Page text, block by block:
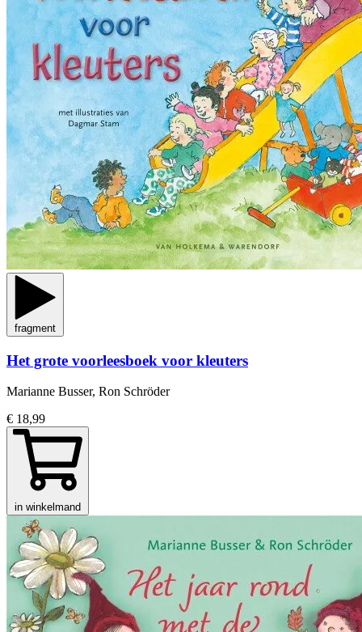
fragment
Het grote voorleesboek voor kleuters
Marianne Busser, Ron Schröder
€ 18,99
in winkelmand